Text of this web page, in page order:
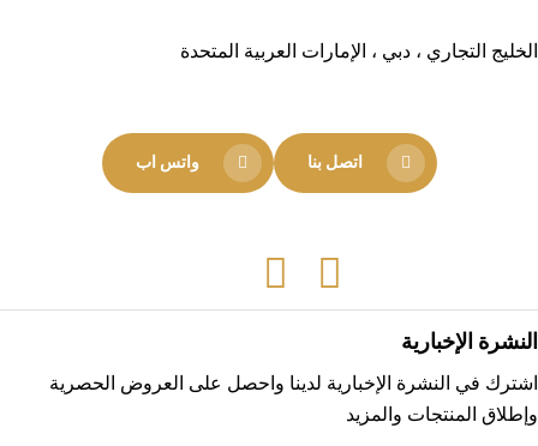
الخليج التجاري ، دبي ، الإمارات العربية المتحدة
اتصل بنا واتس اب
Facebook
Instagram
النشرة الإخبارية
اشترك في النشرة الإخبارية لدينا واحصل على العروض الحصرية
وإطلاق المنتجات والمزيد